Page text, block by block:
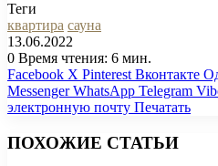
Теги
квартира сауна
13.06.2022
0 Время чтения: 6 мин.
Facebook X Pinterest Вконтакте
Messenger WhatsApp Telegram
электронную почту Печатать
ПОХОЖИЕ СТАТЬИ